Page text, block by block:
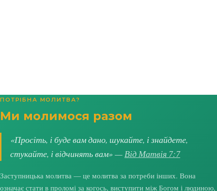
ПОТРІБНА МОЛИТВА?
Ми молимося разом
«Просіть, і буде вам дано, шукайте, і знайдете,
стукайте, і відчинять вам» —Від Матвія 7:7
Заступницька молитва — це молитва за потреби інших. Вона
означає стати в проломі за когось, виступити між Богом і людиною,